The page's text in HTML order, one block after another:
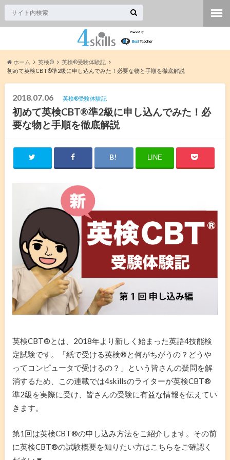
ホーム 英検®︎
英検®︎受験体験記
初めて英検CBT®︎準2級に申し込んでみた！必要な物と手順を徹底解説
2018.07.06 英検®︎受験体験記
初めて英検CBT®︎準2級に申し込んでみた！必
要な物と手順を徹底解説
LINE
英検CBT®️とは、2018年より新しく始まった英語4技能検
定試験です。「紙で受ける英検®️と何がちがうの？どうや
ってコンピュータで受けるの？」という皆さんの疑問を解
消するため、この連載では4skillsのライターが英検CBT®️
準2級を実際に受け、皆さんの受験に有益な情報を伝えてい
きます。
第1回は英検CBT®️の申し込み方法をご紹介します。その前
に英検CBT®️の試験概要を知りたい方はこちらをご確認く